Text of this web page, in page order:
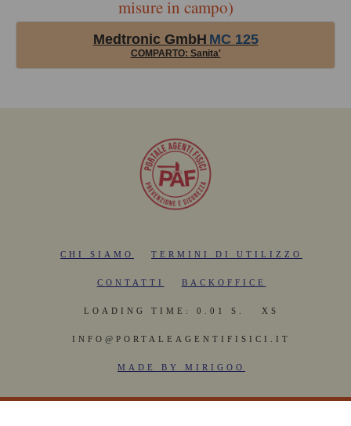
misure in campo)
Medtronic GmbH MC 125
COMPARTO: Sanita'
CHI SIAMO TERMINI DI UTILIZZO
CONTATTI BACKOFFICE
LOADING TIME: 0.01 S. XS
INFO@PORTALEAGENTIFISICI.IT
MADE BY MIRIGOO